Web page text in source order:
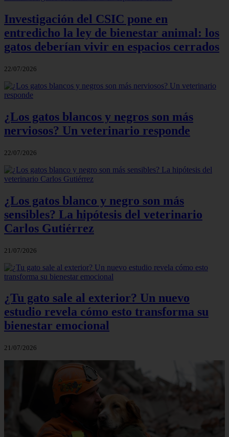
Investigación del CSIC pone en
entredicho la ley de bienestar animal: los
gatos deberían vivir en espacios cerrados
22/07/2026
¿Los gatos blancos y negros son más
nerviosos? Un veterinario responde
22/07/2026
¿Los gatos blanco y negro son más
sensibles? La hipótesis del veterinario
Carlos Gutiérrez
21/07/2026
¿Tu gato sale al exterior? Un nuevo
estudio revela cómo esto transforma su
bienestar emocional
21/07/2026